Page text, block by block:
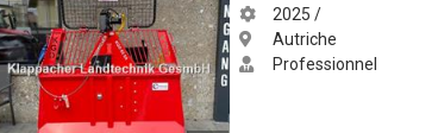
2025 /
Autriche
Professionnel